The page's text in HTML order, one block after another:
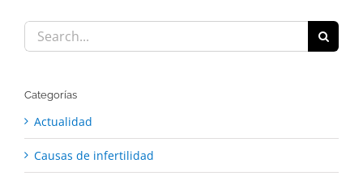
Search
for:
Categorías
Actualidad
Causas de infertilidad